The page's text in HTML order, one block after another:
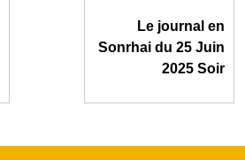
Le journal en
Sonrhai du 25 Juin
2025 Soir